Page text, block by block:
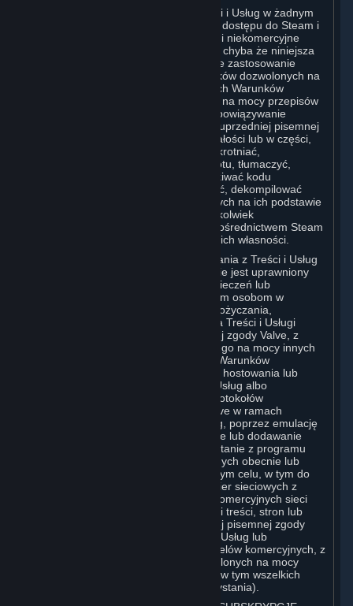
Użytkownik nie może korzystać z Treści i Usług w żadnym
celu innym niż uzyskanie dozwolonego dostępu do Steam i
Subskrypcji Użytkownika oraz osobiste i niekomercyjne
korzystanie z Subskrypcji Użytkownika, chyba że niniejsza
Umowa lub Warunki Subskrypcji mające zastosowanie
stanowią inaczej. Z wyjątkiem przypadków dozwolonych na
mocy niniejszej Umowy (w tym wszelkich Warunków
Subskrypcji lub Zasad Korzystania) lub na mocy przepisów
obowiązującego prawa uchylających obowiązywanie
niniejszych ograniczeń, bez uzyskania uprzedniej pisemnej
zgody Valve Użytkownik nie może, w całości lub w części,
kopiować, wykonywać fotokopii, zwielokrotniać,
rozpowszechniać, wprowadzać do obrotu, tłumaczyć,
dokonywać inżynierii wstecznej, pozyskiwać kodu
źródłowego, modyfikować, demontować, dekompilować
Treści i Usług, tworzyć utworów zależnych na ich podstawie
ani usuwać z Treści i Usług lub jakiegokolwiek
oprogramowania udostępnianego za pośrednictwem Steam
informacji bądź oznaczeń dotyczących ich własności.
Użytkownik jest uprawniony do korzystania z Treści i Usług
na własny użytek osobisty, natomiast nie jest uprawniony
do: (i) sprzedaży, ustanawiania zabezpieczeń lub
przekazywania kopii Treści i Usług innym osobom w
jakikolwiek sposób, jak również do wypożyczania,
wynajmowania lub udzielania licencji na Treści i Usługi
innym osobom bez uprzedniej pisemnej zgody Valve, z
wyjątkiem zakresu wyraźnie dozwolonego na mocy innych
postanowień niniejszej Umowy (w tym Warunków
Subskrypcji lub Zasad Korzystania); (ii) hostowania lub
świadczenia usług dobierania Treści i Usług albo
emulowania bądź przekierowywania protokołów
komunikacyjnych używanych przez Valve w ramach
dowolnej funkcji sieciowej Treści i Usług, poprzez emulację
protokołów, tunelowanie, modyfikowanie lub dodawanie
komponentów do Treści i Usług, korzystanie z programu
narzędziowego lub innych technik znanych obecnie lub
opracowanych w przyszłości, w dowolnym celu, w tym do
internetowych rozgrywek sieciowych, gier sieciowych z
wykorzystaniem komercyjnych lub niekomercyjnych sieci
gier lub w ramach części sieci agregacji treści, stron lub
serwisów internetowych, bez uprzedniej pisemnej zgody
Valve; lub (iii) wykorzystywania Treści i Usług lub
jakiejkolwiek ich części do dowolnych celów komercyjnych, z
wyjątkiem przypadków wyraźnie dozwolonych na mocy
innych postanowień niniejszej Umowy (w tym wszelkich
Warunków Subskrypcji lub Zasad Korzystania).